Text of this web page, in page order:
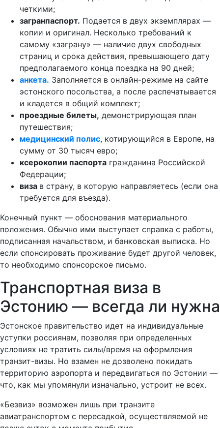
четкими;
загранпаспорт. Подается в двух экземплярах —
копии и оригинал. Несколько требований к
самому «заграну» — наличие двух свободных
страниц и срока действия, превышающего дату
предполагаемого конца поездка на 90 дней;
анкета. Заполняется в онлайн-режиме на сайте
эстонского посольства, а после распечатывается
и кладется в общий комплект;
проездные билеты, демонстрирующая план
путешествия;
медицинский полис, котирующийся в Европе, на
сумму от 30 тысяч евро;
ксерокопии паспорта гражданина Российской
Федерации;
виза в страну, в которую направляетесь (если она
требуется для въезда).
Конечный пункт — обоснования материального
положения. Обычно ими выступает справка с работы,
подписанная начальством, и банковская выписка. Но
если спонсировать проживание будет другой человек,
то необходимо спонсорское письмо.
Транспортная виза в
Эстонию — всегда ли нужна
Эстонское правительство идет на индивидуальные
уступки россиянам, позволяя при определенных
условиях не тратить силы/время на оформления
транзит-визы. Но взамен не дозволено покидать
территорию аэропорта и передвигаться по Эстонии —
что, как мы упомянули изначально, устроит не всех.
«Безвиз» возможен лишь при транзите
авиатранспортом с пересадкой, осуществляемой не